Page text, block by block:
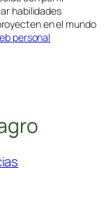
habilidades
en el mundo
personal